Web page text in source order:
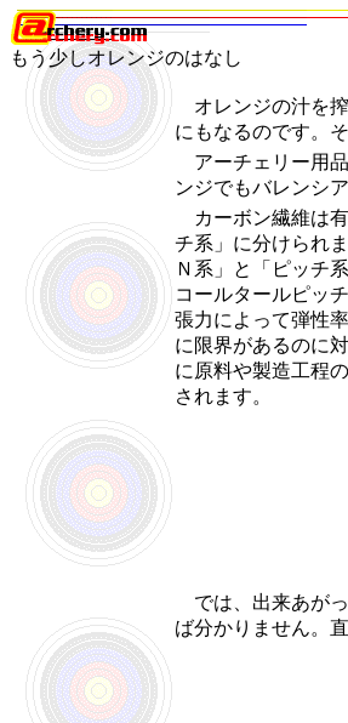
もう少しオレンジのはなし
オレンジの汁を搾
にもなるのです。
アーチェリー用品
ンジでもバレンシ
カーボン繊維は有
チ系」に分けられ
Ｎ系」と「ピッチ
コールタールピッ
張力によって弾性
に限界があるのに
に原料や製造工程
されます。
では、出来あが
ば分かりません。